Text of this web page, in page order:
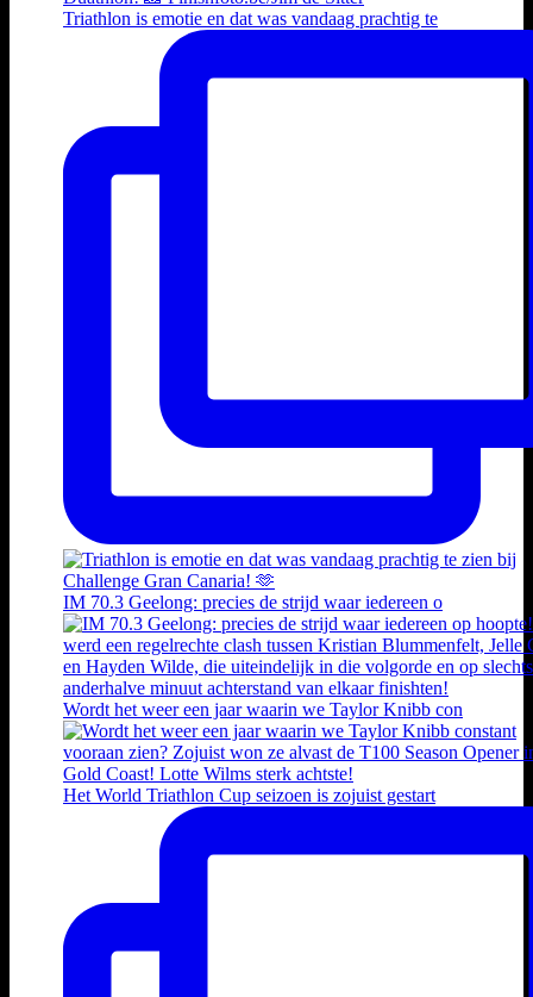
Triathlon is emotie en dat was vandaag prachtig te
IM 70.3 Geelong: precies de strijd waar iedereen o
Wordt het weer een jaar waarin we Taylor Knibb con
Het World Triathlon Cup seizoen is zojuist gestart